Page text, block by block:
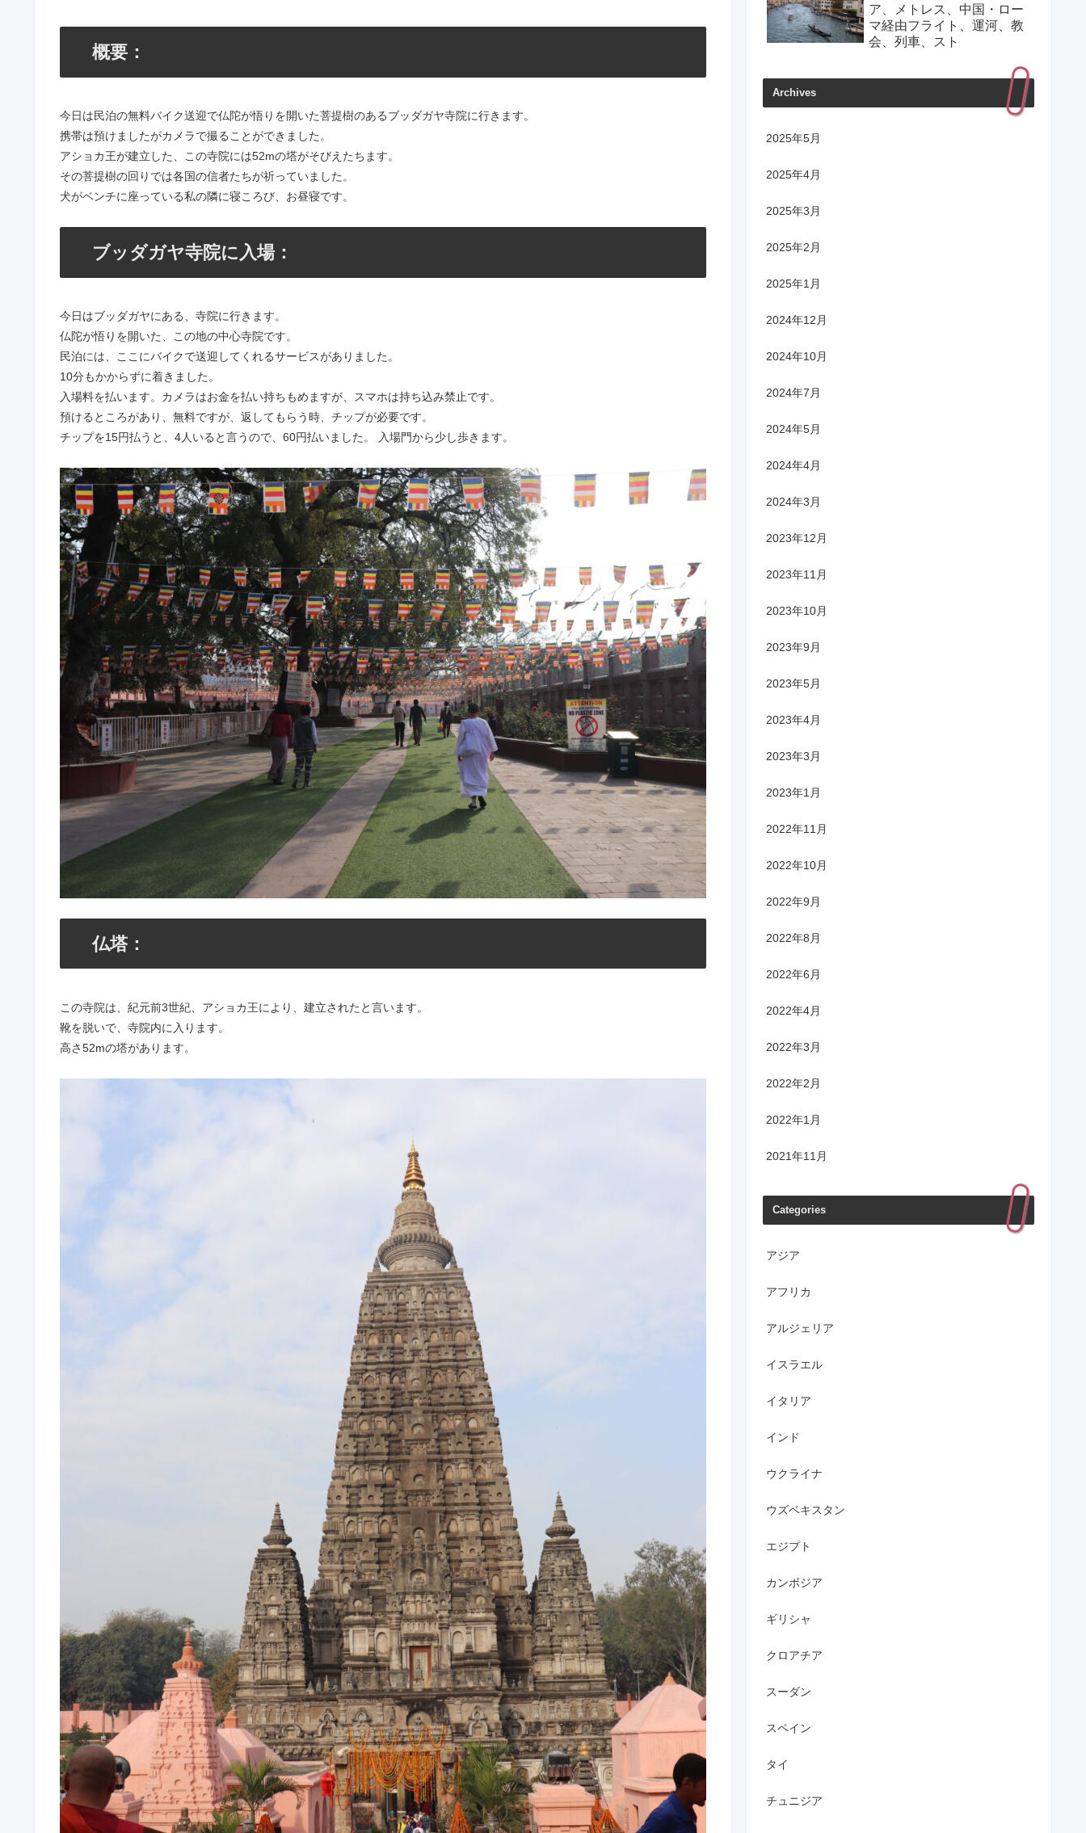
概要：
今日は民泊の無料バイク送迎で仏陀が悟りを開いた菩提樹のあるブッダガヤ寺院に行きます。
携帯は預けましたがカメラで撮ることができました。
アショカ王が建立した、この寺院には52mの塔がそびえたちます。
その菩提樹の回りでは各国の信者たちが祈っていました。
犬がベンチに座っている私の隣に寝ころび、お昼寝です。
ブッダガヤ寺院に入場：
今日はブッダガヤにある、寺院に行きます。
仏陀が悟りを開いた、この地の中心寺院です。
民泊には、ここにバイクで送迎してくれるサービスがありました。
10分もかからずに着きました。
入場料を払います。カメラはお金を払い持ちもめますが、スマホは持ち込み禁止です。
預けるところがあり、無料ですが、返してもらう時、チップが必要です。
チップを15円払うと、4人いると言うので、60円払いました。 入場門から少し歩きます。
仏塔：
この寺院は、紀元前3世紀、アショカ王により、建立されたと言います。
靴を脱いで、寺院内に入ります。
高さ52mの塔があります。
ア、メトレス、中国・ロー
マ経由フライト、運河、教
会、列車、スト
Archives
2025年5月
2025年4月
2025年3月
2025年2月
2025年1月
2024年12月
2024年10月
2024年7月
2024年5月
2024年4月
2024年3月
2023年12月
2023年11月
2023年10月
2023年9月
2023年5月
2023年4月
2023年3月
2023年1月
2022年11月
2022年10月
2022年9月
2022年8月
2022年6月
2022年4月
2022年3月
2022年2月
2022年1月
2021年11月
Categories
アジア
アフリカ
アルジェリア
イスラエル
イタリア
インド
ウクライナ
ウズベキスタン
エジプト
カンボジア
ギリシャ
クロアチア
スーダン
スペイン
タイ
チュニジア